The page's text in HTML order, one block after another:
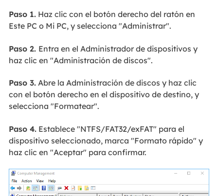
Paso 1.Haz clic con el botón derecho del ratón en
Este PC o Mi PC, y selecciona "Administrar".
Paso 2. Entra en el Administrador de dispositivos y
haz clic en "Administración de discos".
Paso 3.Abre la Administración de discos y haz clic
con el botón derecho en el dispositivo de destino, y
selecciona "Formatear".
Paso 4.Establece "NTFS/FAT32/exFAT" para el
dispositivo seleccionado, marca "Formato rápido" y
haz clic en "Aceptar" para confirmar.